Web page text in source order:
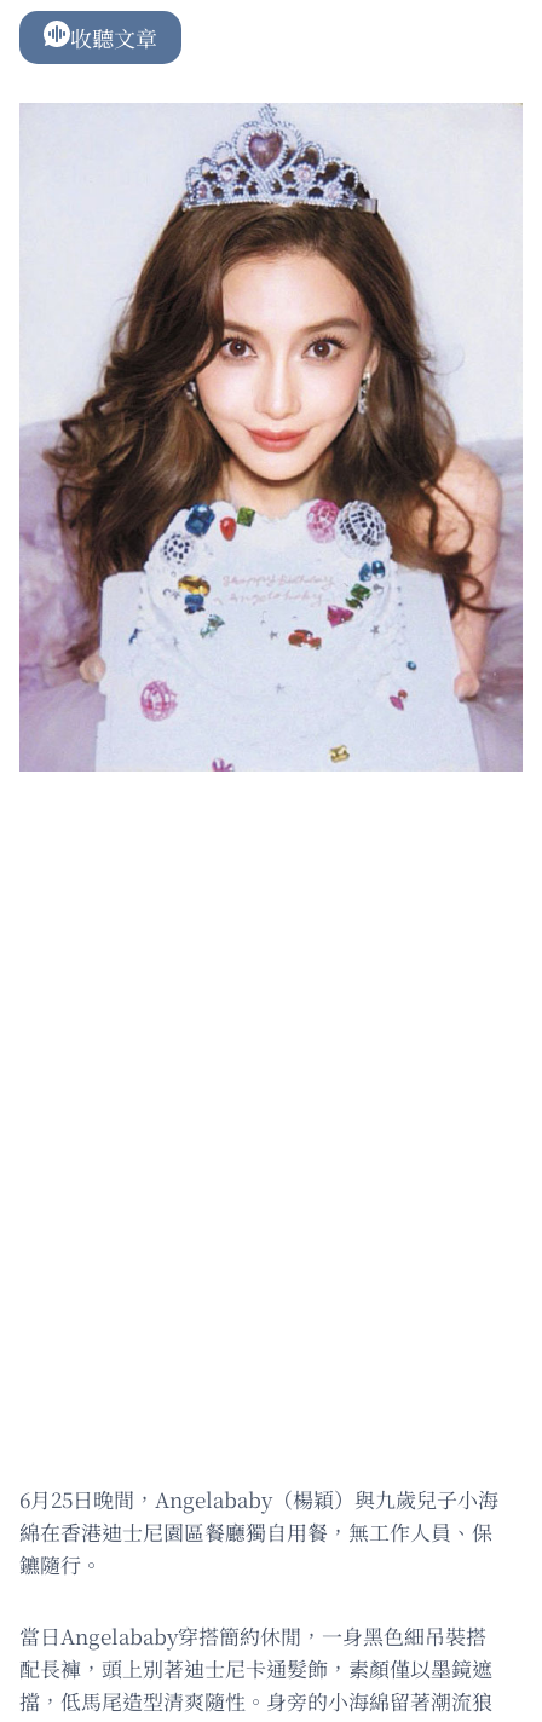
收聽文章
6月25日晚間，Angelababy（楊穎）與九歲兒子小海
綿在香港迪士尼園區餐廳獨自用餐，無工作人員、保
鑣隨行。
當日Angelababy穿搭簡約休閒，一身黑色細吊裝搭
配長褲，頭上別著迪士尼卡通髮飾，素顏僅以墨鏡遮
擋，低馬尾造型清爽隨性。身旁的小海綿留著潮流狼